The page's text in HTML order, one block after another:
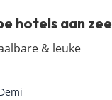
hotels aan zee
& leuke